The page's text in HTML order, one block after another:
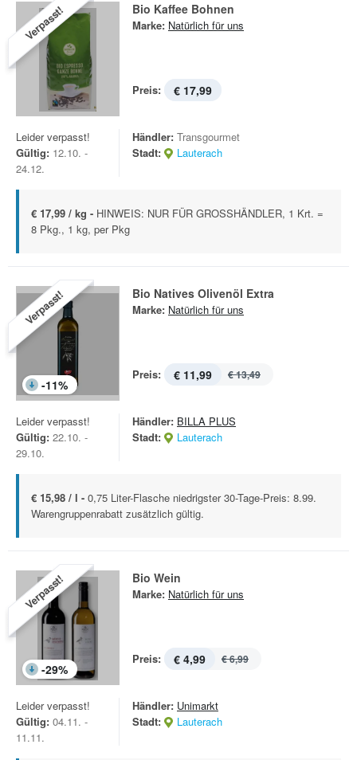
Verpasst! Bio Kaffee Bohnen
Marke: Natürlich für uns
Preis: € 17,99
Leider verpasst!
Gültig: 12.10. -
24.12.
Händler: Transgourmet
Stadt:
Lauterach
€ 17,99 / kg - HINWEIS: NUR FÜR GROSSHÄNDLER, 1 Krt. =
8 Pkg., 1 kg, per Pkg
Verpasst!
-11%
Bio Natives Olivenöl Extra
Marke: Natürlich für uns
Preis: € 11,99 € 13,49
Leider verpasst!
Gültig: 22.10. -
29.10.
Händler: BILLA PLUS
Stadt:
Lauterach
€ 15,98 / l - 0,75 Liter-Flasche niedrigster 30-Tage-Preis: 8.99.
Warengruppenrabatt zusätzlich gültig.
Verpasst!
-29%
Bio Wein
Marke: Natürlich für uns
Preis: € 4,99 € 6,99
Leider verpasst!
Gültig: 04.11. -
11.11.
Händler: Unimarkt
Stadt:
Lauterach